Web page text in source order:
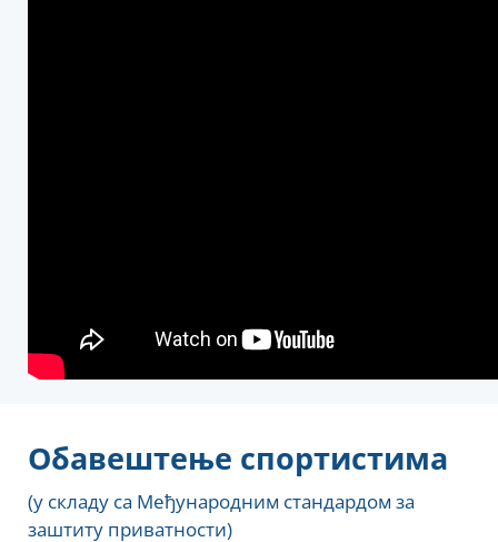
Обавештење спортистима
(у складу са Међународним стандардом за
заштиту приватности)